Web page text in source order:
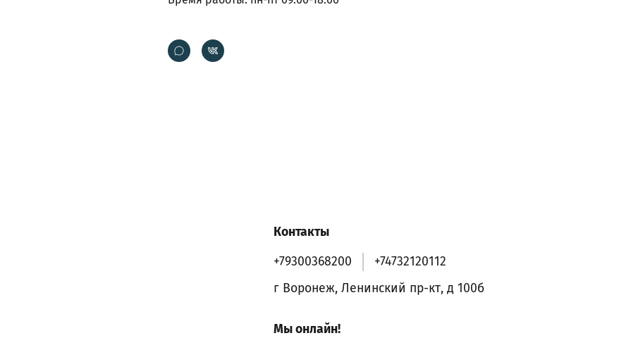
Контакты
+79300368200
+74732120112
г Воронеж, Ленинский пр-кт, д 100б
Мы онлайн!